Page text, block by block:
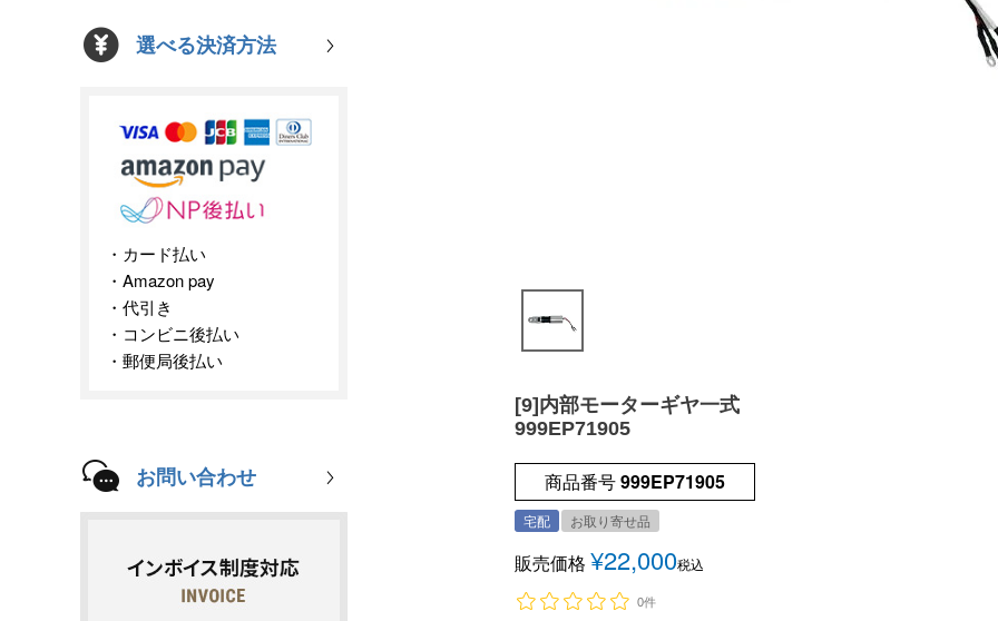
選べる決済方法
カード払い
Amazon pay
代引き
コンビニ後払い
郵便局後払い
お問い合わせ
[9]内部モーターギヤ一式
999EP71905
商品番号999EP71905
宅配 お取り寄せ品
販売価格 ¥22,000税込
0件